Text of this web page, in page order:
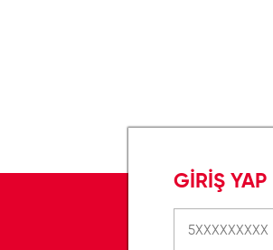
GİRİŞ YAP